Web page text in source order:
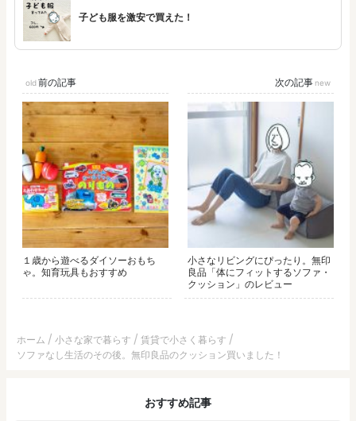
子ども服を激安で買えた！
前の記事
１歳から遊べるダイソーおもち
ゃ。知育玩具もおすすめ
次の記事
小さなリビングにぴったり。無印
良品「体にフィットするソファ・
クッション」のレビュー
ホーム 小さな家で暮らす
賃貸で小さく暮らす
ソファなし生活のその後。無印良品のクッション買いました！
おすすめ記事